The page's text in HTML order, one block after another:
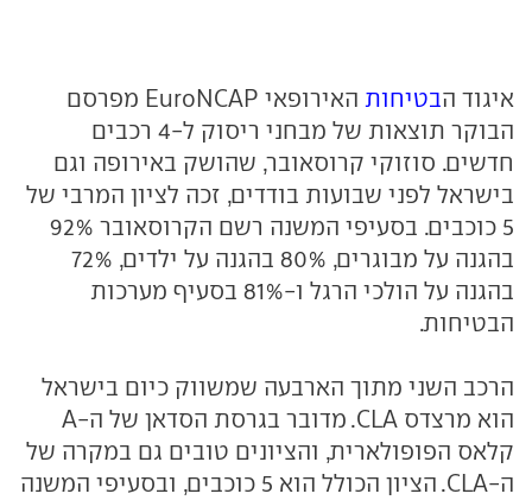
איגוד הבטיחות
האירופאי EuroNCAP מפרסם
הבוקר תוצאות של מבחני ריסוק ל-4 רכבים
חדשים. סוזוקי קרוסאובר, שהושק באירופה וגם
בישראל לפני שבועות בודדים, זכה לציון המרבי של
5 כוכבים. בסעיפי המשנה רשם הקרוסאובר 92%
בהגנה על מבוגרים, 80% בהגנה על ילדים, 72%
בהגנה על הולכי הרגל ו-81% בסעיף מערכות
הבטיחות.
הרכב השני מתוך הארבעה שמשווק כיום בישראל
הוא מרצדס CLA. מדובר בגרסת הסדאן של ה-A
קלאס הפופולארית, והציונים טובים גם במקרה של
ה-CLA. הציון הכולל הוא 5 כוכבים, ובסעיפי המשנה